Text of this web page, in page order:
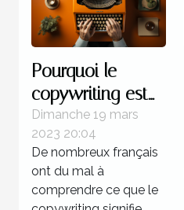
Pourquoi le
copywriting est
votre meilleur
atout commercial
?
Dimanche 19 mars
2023 20:04
De nombreux français
ont du mal à
comprendre ce que le